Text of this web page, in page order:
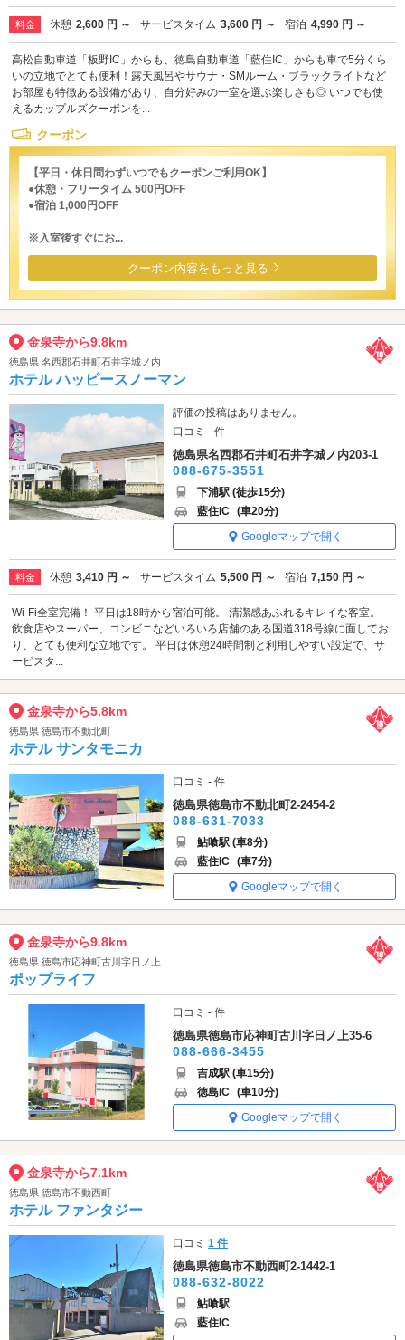
料金 休憩 2,600 円 ～ サービスタイム 3,600 円 ～ 宿泊 4,990 円 ～
高松自動車道「板野IC」からも、徳島自動車道「藍住IC」からも車で5分くら
いの立地でとても便利！露天風呂やサウナ・SMルーム・ブラックライトなど
お部屋も特徴ある設備があり、自分好みの一室を選ぶ楽しさも◎ いつでも使
えるカップルズクーポンを...
クーポン
【平日・休日問わずいつでもクーポンご利用OK】
●休憩・フリータイム 500円OFF
●宿泊 1,000円OFF
※入室後すぐにお...
クーポン内容をもっと見る
金泉寺から9.8km
徳島県 名西郡石井町石井字城ノ内
ホテル ハッピースノーマン
評価の投稿はありません。
口コミ - 件
徳島県名西郡石井町石井字城ノ内203-1
088-675-3551
下浦駅 (徒歩15分)
藍住IC (車20分)
Googleマップで開く
料金 休憩 3,410 円 ～ サービスタイム 5,500 円 ～ 宿泊 7,150 円 ～
Wi-Fi全室完備！ 平日は18時から宿泊可能。 清潔感あふれるキレイな客室。
飲食店やスーパー、コンビニなどいろいろ店舗のある国道318号線に面してお
り、とても便利な立地です。 平日は休憩24時間制と利用しやすい設定で、サ
ービスタ...
金泉寺から5.8km
徳島県 徳島市不動北町
ホテル サンタモニカ
口コミ - 件
徳島県徳島市不動北町2-2454-2
088-631-7033
鮎喰駅 (車8分)
藍住IC (車7分)
Googleマップで開く
金泉寺から9.8km
徳島県 徳島市応神町古川字日ノ上
ポップライフ
口コミ - 件
徳島県徳島市応神町古川字日ノ上35-6
088-666-3455
吉成駅 (車15分)
徳島IC (車10分)
Googleマップで開く
金泉寺から7.1km
徳島県 徳島市不動西町
ホテル ファンタジー
口コミ1 件
徳島県徳島市不動西町2-1442-1
088-632-8022
鮎喰駅
藍住IC